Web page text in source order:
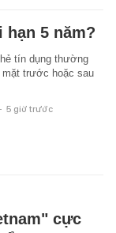
5 năm?
tín dụng thường
trước hoặc sau
5 giờ trước
cực